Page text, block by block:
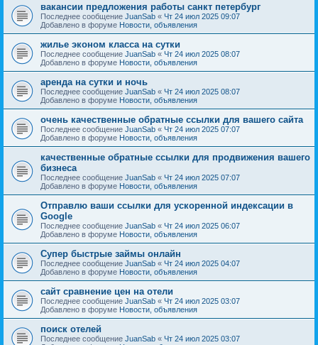
вакансии предложения работы санкт петербург
Последнее сообщение JuanSab « Чт 24 июл 2025 09:07
Добавлено в форуме Новости, объявления
жилье эконом класса на сутки
Последнее сообщение JuanSab « Чт 24 июл 2025 08:07
Добавлено в форуме Новости, объявления
аренда на сутки и ночь
Последнее сообщение JuanSab « Чт 24 июл 2025 08:07
Добавлено в форуме Новости, объявления
очень качественные обратные ссылки для вашего сайта
Последнее сообщение JuanSab « Чт 24 июл 2025 07:07
Добавлено в форуме Новости, объявления
качественные обратные ссылки для продвижения вашего
бизнеса
Последнее сообщение JuanSab « Чт 24 июл 2025 07:07
Добавлено в форуме Новости, объявления
Отправлю ваши ссылки для ускоренной индексации в
Google
Последнее сообщение JuanSab « Чт 24 июл 2025 06:07
Добавлено в форуме Новости, объявления
Супер быстрые займы онлайн
Последнее сообщение JuanSab « Чт 24 июл 2025 04:07
Добавлено в форуме Новости, объявления
сайт сравнение цен на отели
Последнее сообщение JuanSab « Чт 24 июл 2025 03:07
Добавлено в форуме Новости, объявления
поиск отелей
Последнее сообщение JuanSab « Чт 24 июл 2025 03:07